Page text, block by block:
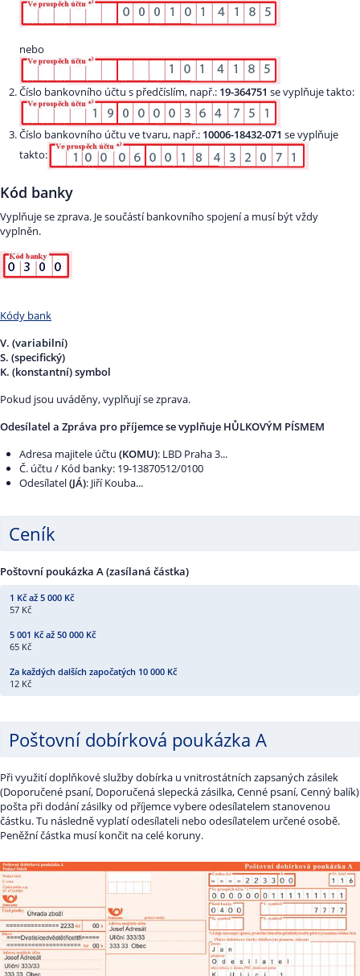
nebo
Číslo bankovního účtu s předčíslím, např.: 19-364751 se vyplňuje takto:
Číslo bankovního účtu ve tvaru, např.: 10006-18432-071 se vyplňuje
takto:
Kód banky
Vyplňuje se zprava. Je součástí bankovního spojení a musí být vždy
vyplněn.
Kódy bank
V. (variabilní)
S. (specifický)
K. (konstantní) symbol
Pokud jsou uváděny, vyplňují se zprava.
Odesílatel a Zpráva pro příjemce se vyplňuje HŮLKOVÝM PÍSMEM
Adresa majitele účtu (KOMU): LBD Praha 3...
Č. účtu / Kód banky: 19-13870512/0100
Odesílatel(JÁ): Jiří Kouba...
Ceník
Poštovní poukázka A (zasílaná částka)
57 Kč
65 Kč
12 Kč
Poštovní dobírková poukázka A
Při využití doplňkové služby dobírka u vnitrostátních zapsaných zásilek
(Doporučené psaní, Doporučená slepecká zásilka, Cenné psaní, Cenný balík)
pošta při dodání zásilky od příjemce vybere odesílatelem stanovenou
částku. Tu následně vyplatí odesílateli nebo odesílatelem určené osobě.
Peněžní částka musí končit na celé koruny.